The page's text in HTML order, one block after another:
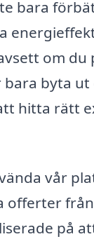
bara
om du
byta ut
hitta rätt
vår
offerter
på